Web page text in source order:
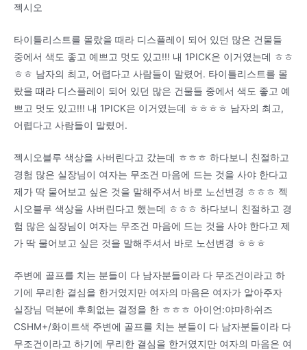
젝시오
타이틀리스트를 몰랐을 때라 디스플레이 되어 있던 많은 건물들
중에서 색도 좋고 예쁘고 멋도 있고!!! 내 1PICK은 이거였는데 ㅎㅎ
ㅎㅎ 남자의 최고, 어렵다고 사람들이 말렸어. 타이틀리스트를 몰
랐을 때라 디스플레이 되어 있던 많은 건물들 중에서 색도 좋고 예
쁘고 멋도 있고!!! 내 1PICK은 이거였는데 ㅎㅎㅎㅎ 남자의 최고,
어렵다고 사람들이 말렸어.
젝시오블루 색상을 사버린다고 갔는데 ㅎㅎㅎ 하다보니 친절하고
경험 많은 실장님이 여자는 무조건 마음에 드는 것을 사야 한다고
제가 딱 물어보고 싶은 것을 말해주셔서 바로 노선변경 ㅎㅎㅎ 젝
시오블루 색상을 사버린다고 했는데 ㅎㅎㅎ 하다보니 친절하고 경
험 많은 실장님이 여자는 무조건 마음에 드는 것을 사야 한다고 제
가 딱 물어보고 싶은 것을 말해주셔서 바로 노선변경 ㅎㅎㅎ
주변에 골프를 치는 분들이 다 남자분들이라 다 무조건이라고 하
기에 무리한 결심을 한거였지만 여자의 마음은 여자가 알아주자
실장님 덕분에 후회없는 결정을 한 ㅎㅎㅎ 아이언:야마하쉬즈
CSHM+/화이트색 주변에 골프를 치는 분들이 다 남자분들이라 다
무조건이라고 하기에 무리한 결심을 한거였지만 여자의 마음은 여